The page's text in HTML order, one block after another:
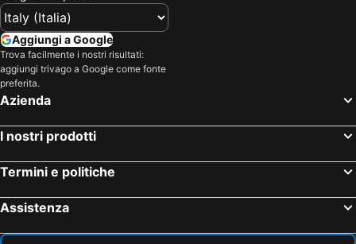
Aggiungi a Google
Trova facilmente i nostri risultati:
aggiungi trivago a Google come fonte
preferita.
Azienda
I nostri prodotti
Termini e politiche
Assistenza